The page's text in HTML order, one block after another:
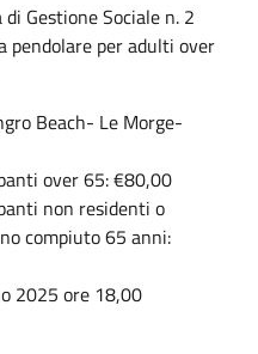
Gestione Sociale n. 2
pendolare per adulti over
Beach- Le Morge-
over 65: €80,00
non residenti o
compiuto 65 anni:
2025 ore 18,00